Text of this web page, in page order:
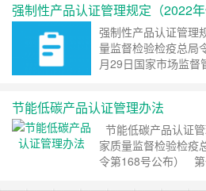
»
强制性产品认证管理规定（2022年
强制性产品认证管理
量监督检验检疫总局
月29日国家市场监督
节能低碳产品认证管理办法
节能低碳产品认证
家质量监督检验检疫
令第168号公布）